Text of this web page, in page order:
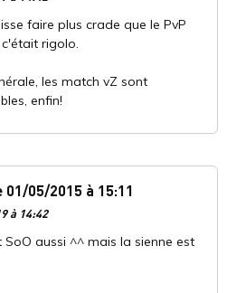
faire plus crade que le PvP
rigolo.
les match vZ sont
enfin!
01/05/2015 à 15:11
à 14:42
SoO aussi ^^ mais la sienne est